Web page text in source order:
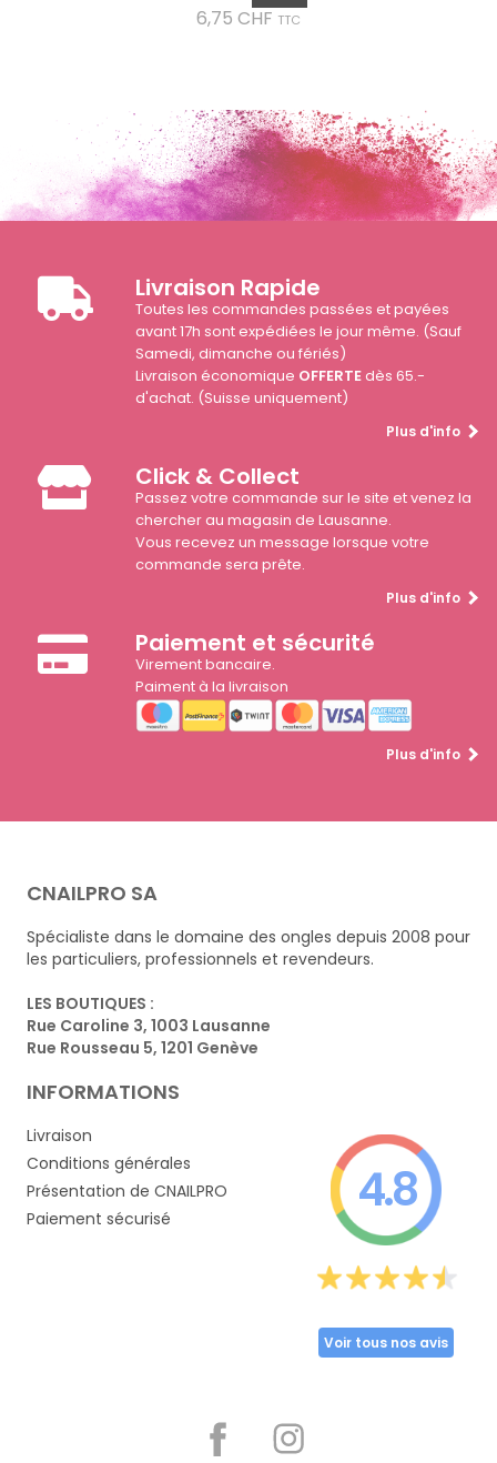
6,75 CHF Prix
TTC
Livraison Rapide
Toutes les commandes passées et payées
avant 17h sont expédiées le jour même. (Sauf
Samedi, dimanche ou fériés)
Livraison économique OFFERTEdès 65.-
d'achat. (Suisse uniquement)
Plus d'info
Click & Collect
Passez votre commande sur le site et venez la
chercher au magasin de Lausanne.
Vous recevez un message lorsque votre
commande sera prête.
Plus d'info
Paiement et sécurité
Virement bancaire.
Paiment à la livraison
Plus d'info
CNAILPRO SA
Spécialiste dans le domaine des ongles depuis 2008 pour
les particuliers, professionnels et revendeurs.
LES BOUTIQUES :
Rue Caroline 3, 1003 Lausanne
Rue Rousseau 5, 1201 Genève
INFORMATIONS
Livraison
Conditions générales
Présentation de CNAILPRO
Paiement sécurisé
4.8
Voir tous nos avis